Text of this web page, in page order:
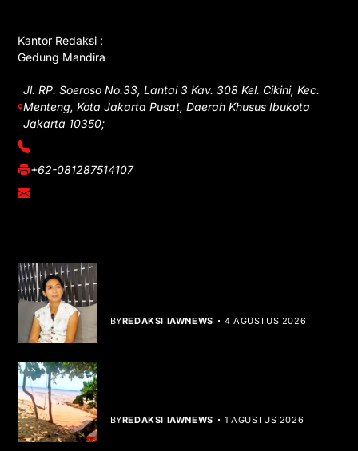
Kantor Redaksi :
Gedung Mandira
Jl. RP. Soeroso No.33, Lantai 3 Kav. 308 Kel. Cikini, Kec.
Menteng, Kota Jakarta Pusat, Daerah Khusus Ibukota
Jakarta 10350;
(021) 3908026
+62-081287514107
adm@iawnews.com
BYREDAKSI IAWNEWS 4 AGUSTUS 2026
BYREDAKSI IAWNEWS 1 AGUSTUS 2026